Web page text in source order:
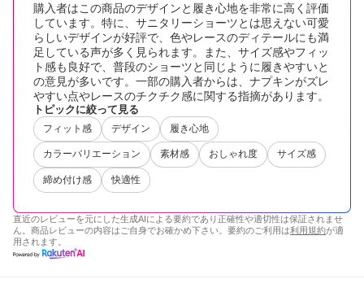
購入者はこの商品のデザインと履き心地を非常に高く評価
しています。特に、サニタリーショーツとは思えない可愛
らしいデザインが好評で、色やレースのディテールにも満
足している声が多く見られます。また、サイズ感やフィッ
ト感も良好で、普段のショーツと同じように履きやすいと
の意見が多いです。一部の購入者からは、ナプキンがズレ
やすい点やレースのチクチク感に関する指摘があります。
トピックに絞って見る
フィット感 デザイン 履き心地
カラーバリエーション 素材感 おしゃれ度 サイズ感
締め付け感 快適性
直近のレビューを元にした生成AIによる要約であり正確性や適切性は保証されませ
ん。商品レビューの内容はご自身でお確かめ下さい。要約のご利用は利用規約が適
用されます。